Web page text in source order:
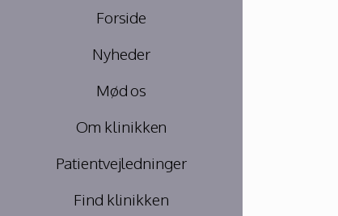
Forside
Nyheder
Mød os
Om klinikken
Patientvejledninger
Find klinikken